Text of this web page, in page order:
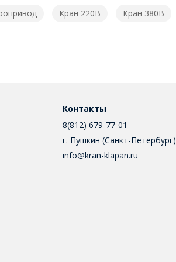
Кран 220В Кран 380В
Контакты
8(812) 679-77-01
г. Пушкин (Санкт-Петербург)
info@kran-klapan.ru